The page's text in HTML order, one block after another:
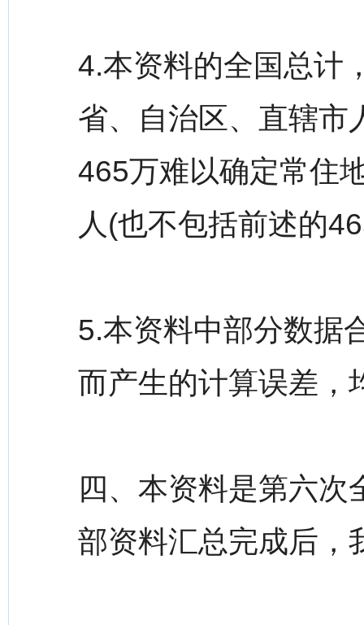
4.本资料的全国总计
省、自治区、直辖市
465万难以确定常住
人(也不包括前述的
5.本资料中部分数据
而产生的计算误差，
四、本资料是第六
部资料汇总完成后，